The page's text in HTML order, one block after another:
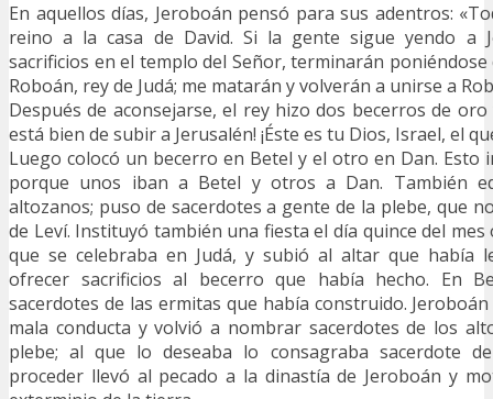
En aquellos días, Jeroboán pensó para sus adentros:
reino a la casa de David. Si la gente sigue yendo a
sacrificios en el templo del Señor, terminarán
Roboán, rey de Judá; me matarán y volverán a unirse a
Después de aconsejarse, el rey hizo dos becerros de oro
está bien de subir a Jerusalén! ¡Éste es tu Dios, Israel, el
Luego colocó un becerro en Betel y el otro en Dan. Esto
porque unos iban a Betel y otros a Dan. También
altozanos; puso de sacerdotes a gente de la plebe, que
de Leví. Instituyó también una fiesta el día quince del mes
que se celebraba en Judá, y subió al altar que había
ofrecer sacrificios al becerro que había hecho. En
sacerdotes de las ermitas que había construido.
mala conducta y volvió a nombrar sacerdotes de los
plebe; al que lo deseaba lo consagraba sacerdote
proceder llevó al pecado a la dinastía de Jeroboán y